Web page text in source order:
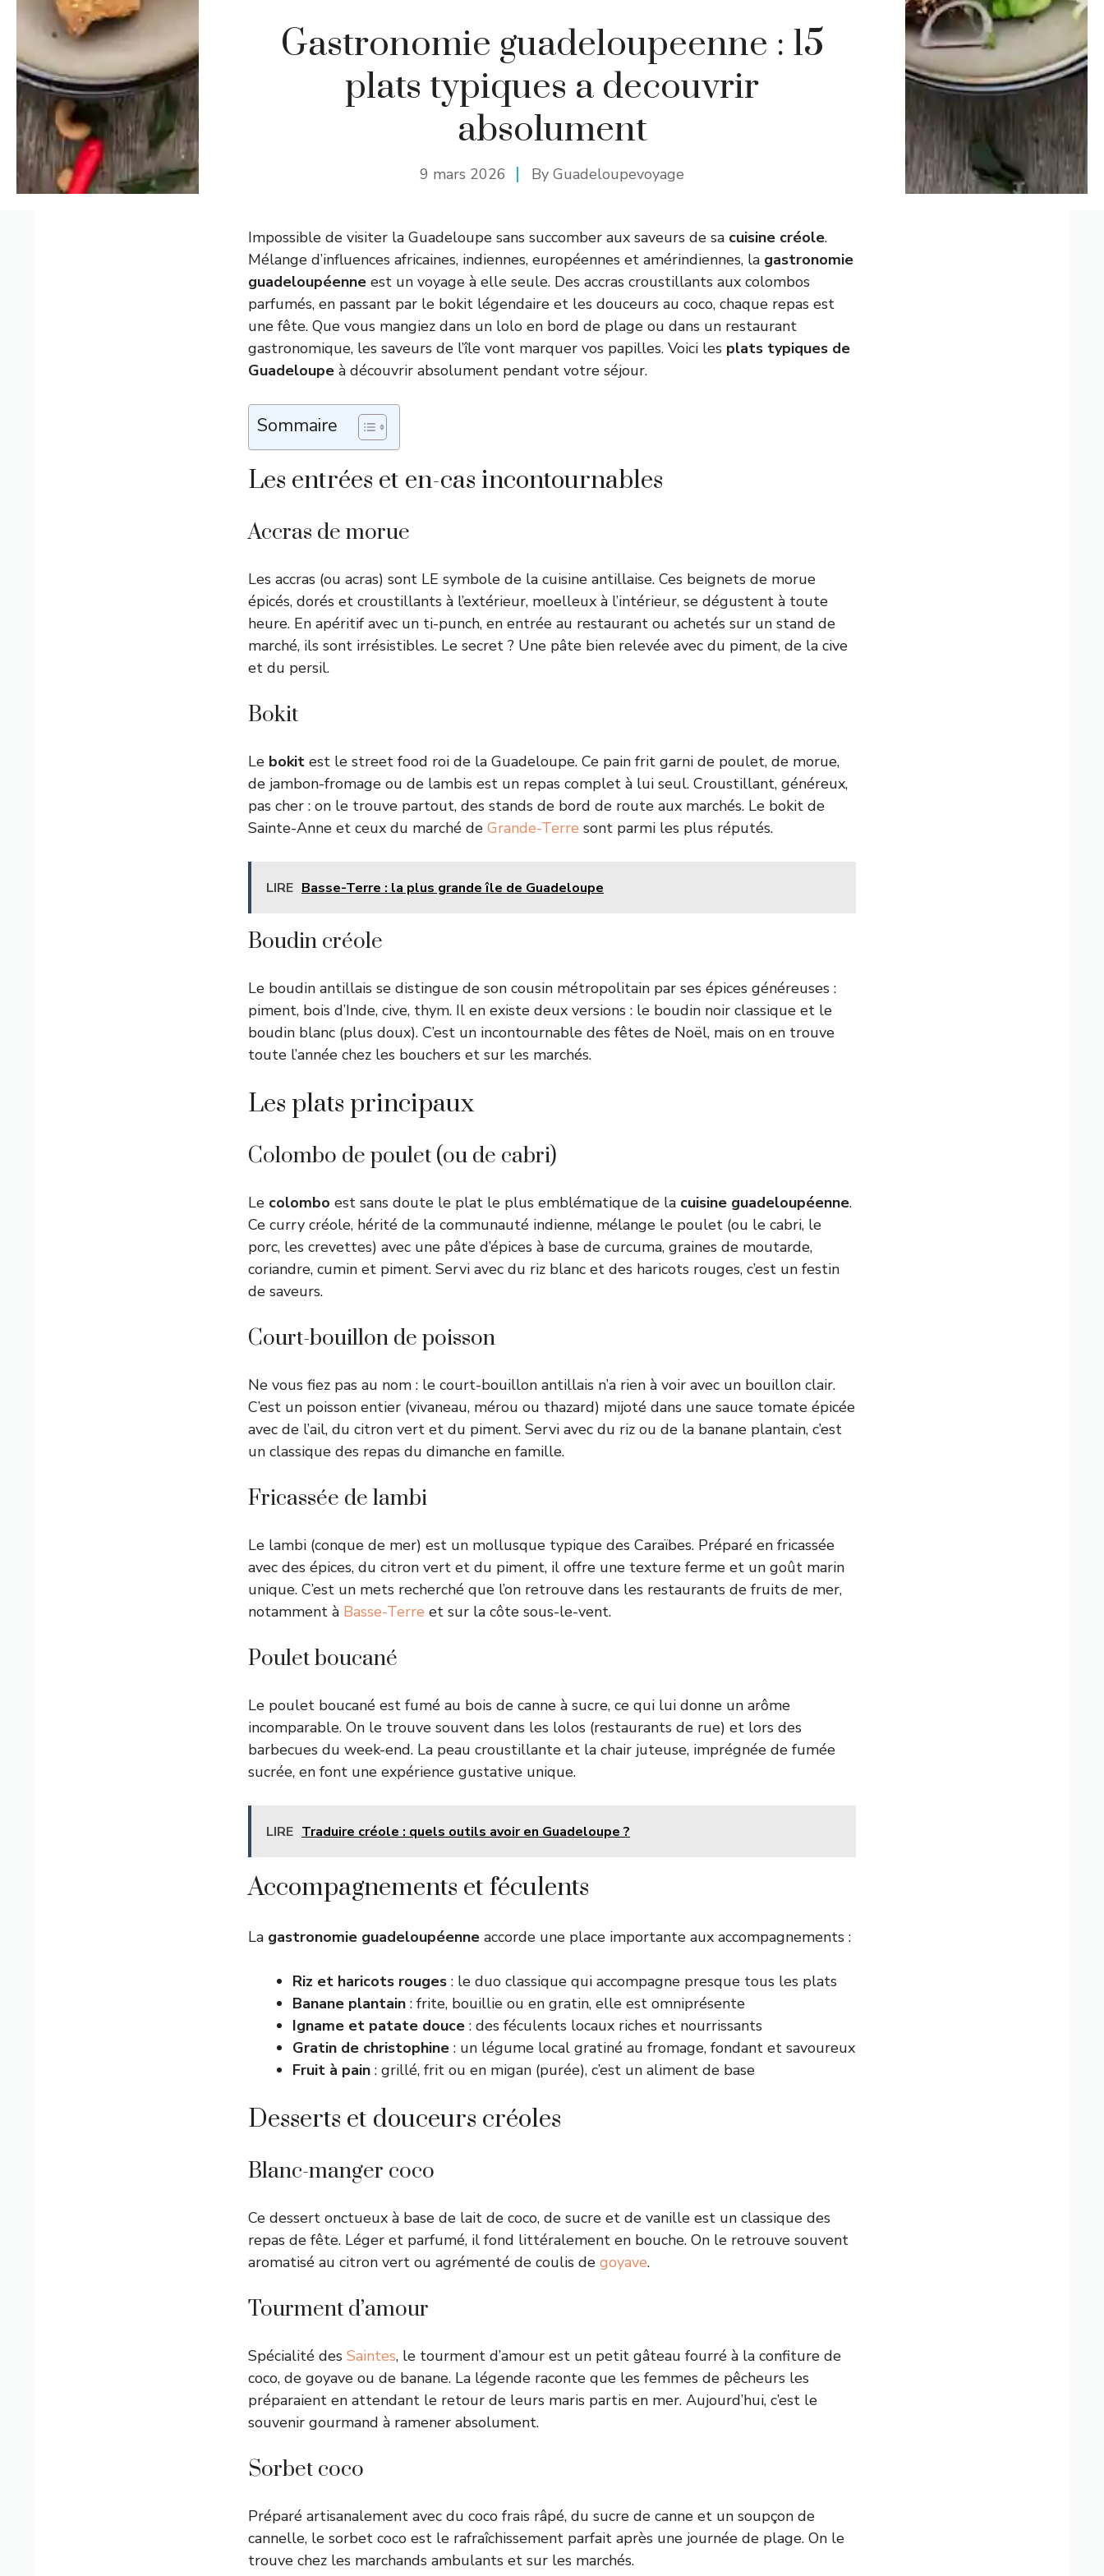
Gastronomie guadeloupeenne : 15
plats typiques a decouvrir
absolument
9 mars 2026 By Guadeloupevoyage
Impossible de visiter la Guadeloupe sans succomber aux saveurs de sa cuisine créole.
Mélange d’influences africaines, indiennes, européennes et amérindiennes, la gastronomie
guadeloupéenne est un voyage à elle seule. Des accras croustillants aux colombos
parfumés, en passant par le bokit légendaire et les douceurs au coco, chaque repas est
une fête. Que vous mangiez dans un lolo en bord de plage ou dans un restaurant
gastronomique, les saveurs de l’île vont marquer vos papilles. Voici les plats typiques de
Guadeloupe à découvrir absolument pendant votre séjour.
Sommaire
Les entrées et en-cas incontournables
Accras de morue
Les accras (ou acras) sont LE symbole de la cuisine antillaise. Ces beignets de morue
épicés, dorés et croustillants à l’extérieur, moelleux à l’intérieur, se dégustent à toute
heure. En apéritif avec un ti-punch, en entrée au restaurant ou achetés sur un stand de
marché, ils sont irrésistibles. Le secret ? Une pâte bien relevée avec du piment, de la cive
et du persil.
Bokit
Le bokit est le street food roi de la Guadeloupe. Ce pain frit garni de poulet, de morue,
de jambon-fromage ou de lambis est un repas complet à lui seul. Croustillant, généreux,
pas cher : on le trouve partout, des stands de bord de route aux marchés. Le bokit de
Sainte-Anne et ceux du marché de Grande-Terre sont parmi les plus réputés.
LIRE Basse-Terre : la plus grande île de Guadeloupe
Boudin créole
Le boudin antillais se distingue de son cousin métropolitain par ses épices généreuses :
piment, bois d’Inde, cive, thym. Il en existe deux versions : le boudin noir classique et le
boudin blanc (plus doux). C’est un incontournable des fêtes de Noël, mais on en trouve
toute l’année chez les bouchers et sur les marchés.
Les plats principaux
Colombo de poulet (ou de cabri)
Le colombo est sans doute le plat le plus emblématique de la cuisine guadeloupéenne.
Ce curry créole, hérité de la communauté indienne, mélange le poulet (ou le cabri, le
porc, les crevettes) avec une pâte d’épices à base de curcuma, graines de moutarde,
coriandre, cumin et piment. Servi avec du riz blanc et des haricots rouges, c’est un festin
de saveurs.
Court-bouillon de poisson
Ne vous fiez pas au nom : le court-bouillon antillais n’a rien à voir avec un bouillon clair.
C’est un poisson entier (vivaneau, mérou ou thazard) mijoté dans une sauce tomate épicée
avec de l’ail, du citron vert et du piment. Servi avec du riz ou de la banane plantain, c’est
un classique des repas du dimanche en famille.
Fricassée de lambi
Le lambi (conque de mer) est un mollusque typique des Caraïbes. Préparé en fricassée
avec des épices, du citron vert et du piment, il offre une texture ferme et un goût marin
unique. C’est un mets recherché que l’on retrouve dans les restaurants de fruits de mer,
notamment à Basse-Terre et sur la côte sous-le-vent.
Poulet boucané
Le poulet boucané est fumé au bois de canne à sucre, ce qui lui donne un arôme
incomparable. On le trouve souvent dans les lolos (restaurants de rue) et lors des
barbecues du week-end. La peau croustillante et la chair juteuse, imprégnée de fumée
sucrée, en font une expérience gustative unique.
LIRE Traduire créole : quels outils avoir en Guadeloupe ?
Accompagnements et féculents
La gastronomie guadeloupéenne accorde une place importante aux accompagnements :
Riz et haricots rouges : le duo classique qui accompagne presque tous les plats
Banane plantain : frite, bouillie ou en gratin, elle est omniprésente
Igname et patate douce : des féculents locaux riches et nourrissants
Gratin de christophine : un légume local gratiné au fromage, fondant et savoureux
Fruit à pain : grillé, frit ou en migan (purée), c’est un aliment de base
Desserts et douceurs créoles
Blanc-manger coco
Ce dessert onctueux à base de lait de coco, de sucre et de vanille est un classique des
repas de fête. Léger et parfumé, il fond littéralement en bouche. On le retrouve souvent
aromatisé au citron vert ou agrémenté de coulis de goyave.
Tourment d’amour
Spécialité des Saintes, le tourment d’amour est un petit gâteau fourré à la confiture de
coco, de goyave ou de banane. La légende raconte que les femmes de pêcheurs les
préparaient en attendant le retour de leurs maris partis en mer. Aujourd’hui, c’est le
souvenir gourmand à ramener absolument.
Sorbet coco
Préparé artisanalement avec du coco frais râpé, du sucre de canne et un soupçon de
cannelle, le sorbet coco est le rafraîchissement parfait après une journée de plage. On le
trouve chez les marchands ambulants et sur les marchés.